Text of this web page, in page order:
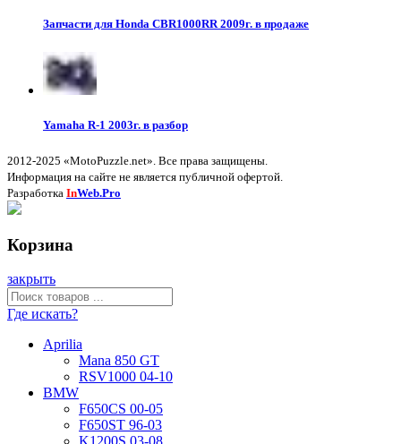
Запчасти для Honda CBR1000RR 2009г. в продаже
Yamaha R-1 2003г. в разбор
2012-2025 «MotoPuzzle.net». Все права защищены.
Информация на сайте не является публичной офертой.
Разработка InWeb.Pro
Корзина
закрыть
Где искать?
Aprilia
Mana 850 GT
RSV1000 04-10
BMW
F650CS 00-05
F650ST 96-03